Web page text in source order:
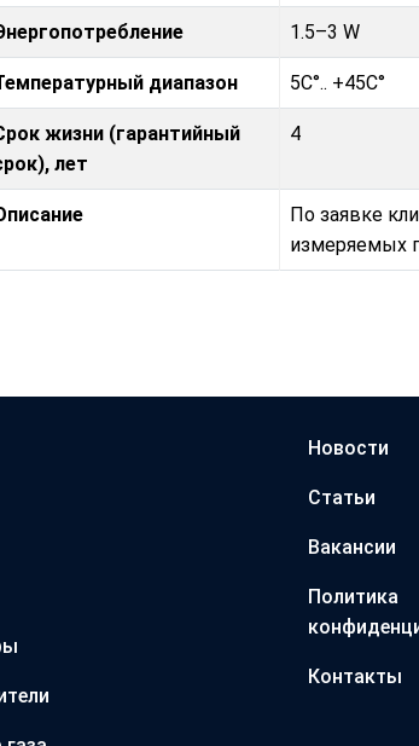
1.5–3 W
диапазон 5C°.. +45C°
жизни (гарантийный
лет
4
По заявке
измеряемых
Новости
Статьи
Вакансии
Политика
Контакты